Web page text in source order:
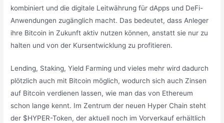
kombiniert und die digitale Leitwährung für dApps und DeFi-
Anwendungen zugänglich macht. Das bedeutet, dass Anleger
ihre Bitcoin in Zukunft aktiv nutzen können, anstatt sie nur zu
halten und von der Kursentwicklung zu profitieren.
Lending, Staking, Yield Farming und vieles mehr wird dadurch
plötzlich auch mit Bitcoin möglich, wodurch sich auch Zinsen
auf Bitcoin verdienen lassen, wie man das von Ethereum
schon lange kennt. Im Zentrum der neuen Hyper Chain steht
der $HYPER-Token, der aktuell noch im Vorverkauf erhältlich